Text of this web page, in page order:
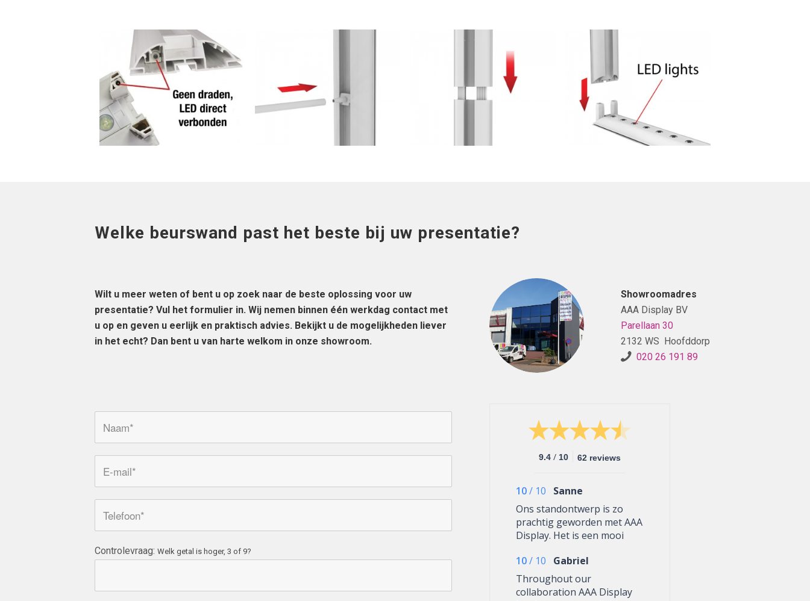
Welke beurswand past het beste bij uw presentatie?
Wilt u meer weten of bent u op zoek naar de beste oplossing voor uw
presentatie? Vul het formulier in. Wij nemen binnen één werkdag contact met
u op en geven u eerlijk en praktisch advies. Bekijkt u de mogelijkheden liever
in het echt? Dan bent u van harte welkom in onze showroom.
Showroomadres
AAA Display BV
Parellaan 30
2132 WS Hoofddorp
020 26 191 89
Controlevraag: Welk getal is hoger, 3 of 9?
9.4 / 10 62 reviews
10/ 10
Sanne
Ons standontwerp is zo
prachtig geworden met AAA
Display. Het is een mooi
top uit. De banners kunnen
we goed zelf opzetten voor
kleinere events en voor de
10/ 10
Gabriel
Throughout our
collaboration AAA Display